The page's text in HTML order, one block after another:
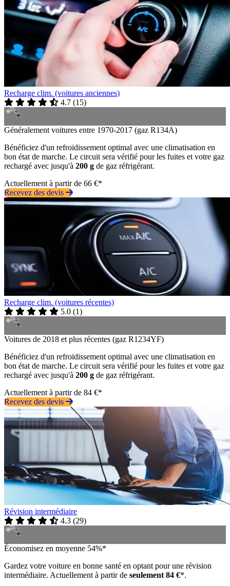
Recharge clim. (voitures anciennes)
4.7 (15)
Généralement voitures entre 1970-2017 (gaz R134A)
Bénéficiez d'un refroidissement optimal avec une climatisation en
bon état de marche. Le circuit sera vérifié pour les fuites et votre gaz
rechargé avec jusqu'à 200 g de gaz réfrigérant.
Actuellement à partir de 66 €*
Recevez des devis
Recharge clim. (voitures récentes)
5.0 (1)
Voitures de 2018 et plus récentes (gaz R1234YF)
Bénéficiez d'un refroidissement optimal avec une climatisation en
bon état de marche. Le circuit sera vérifié pour les fuites et votre gaz
rechargé avec jusqu'à 200 g de gaz réfrigérant.
Actuellement à partir de 84 €*
Recevez des devis
Révision intermédiaire
4.3 (29)
Économisez en moyenne 54%*
Gardez votre voiture en bonne santé en optant pour une révision
intermédiaire. Actuellement à partir de seulement 84 €*.